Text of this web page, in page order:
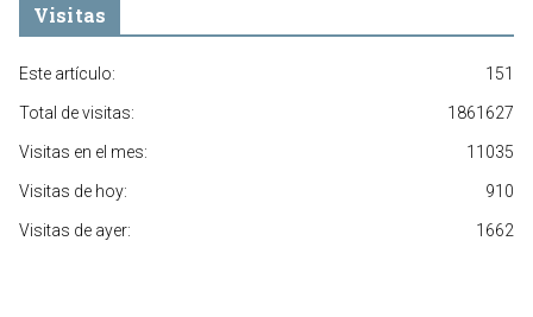
Visitas
151
Este artículo:
1861627
Total de visitas:
11035
Visitas en el mes:
910
Visitas de hoy:
1662
Visitas de ayer: